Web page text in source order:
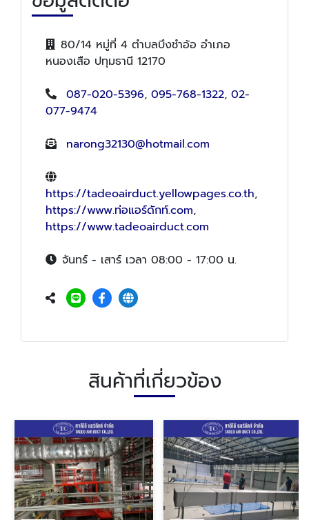
80/14 หมู่ที่ 4 ตำบลบึงชำอ้อ อำเภอ
หนองเสือ ปทุมธานี 12170
087-020-5396, 095-768-1322, 02-
077-9474
narong32130@hotmail.com
https://tadeoairduct.yellowpages.co.th,
https://www.ท่อแอร์ดักท์.com,
https://www.tadeoairduct.com
จันทร์ - เสาร์ เวลา 08:00 - 17:00 น.
สินค้าที่เกี่ยวข้อง